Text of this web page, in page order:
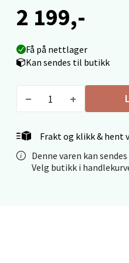
2 199,-
Få på nettlager
Kan sendes til butikk
Frakt og klikk & hent
Denne varen kan
Velg butikk i
Mo i Rana -
Åpent i dag 10-18
0 i butikk
Ålesund - Thon